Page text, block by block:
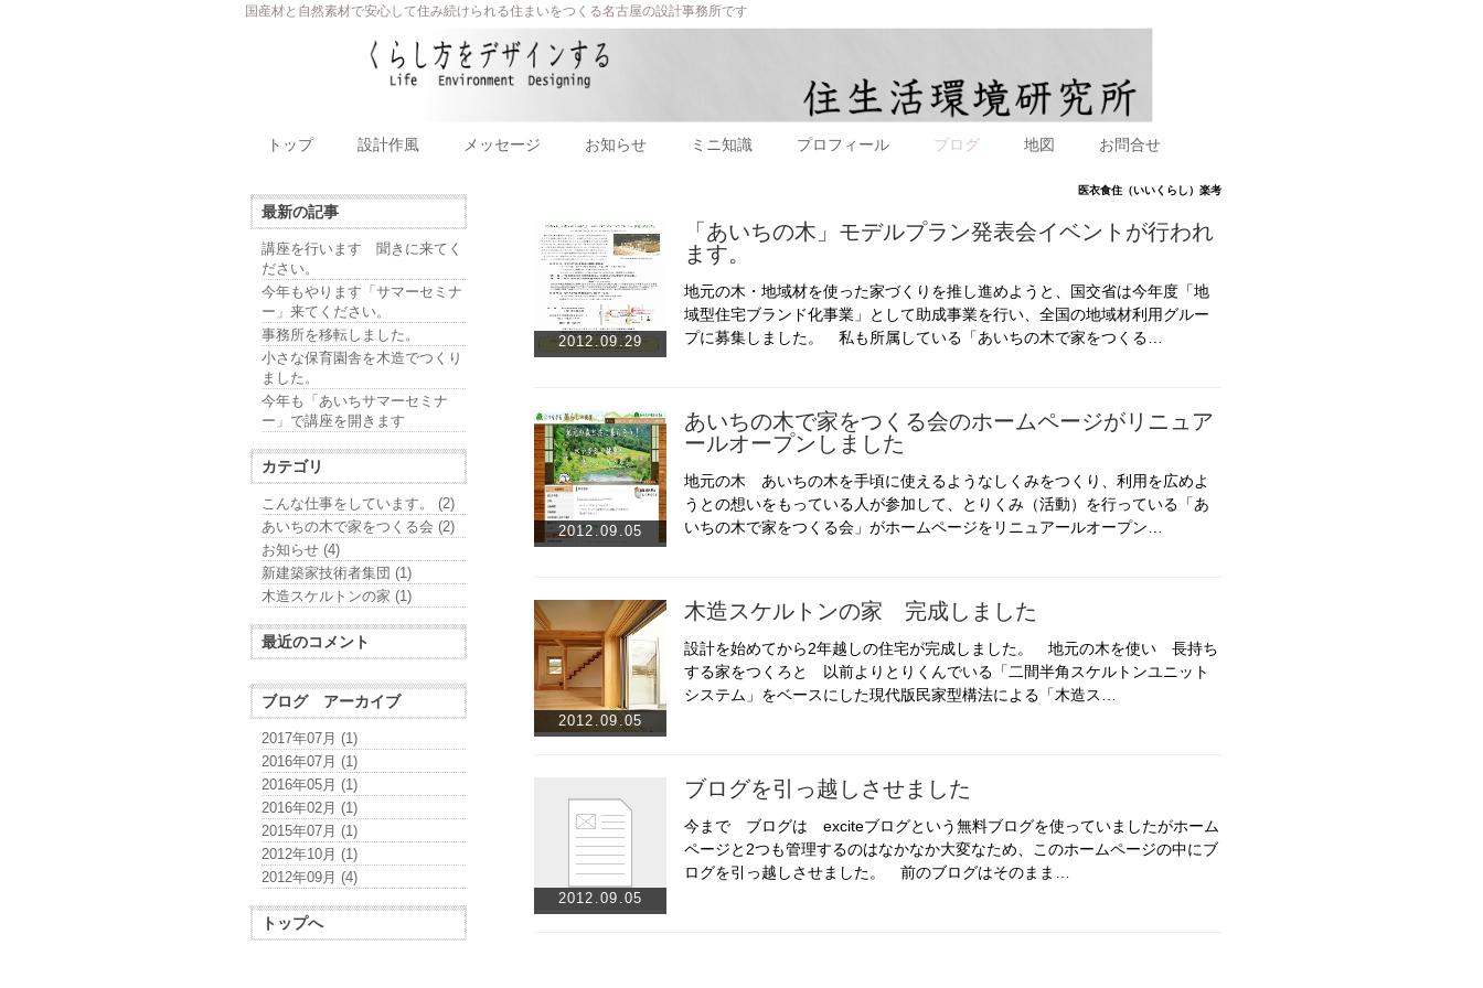
国産材と自然素材で安心して住み続けられる住まいをつくる名古屋の設計事務所です
トップ 設計作風 メッセージ お知らせ ミニ知識 プロフィール ブログ 地図 お問合せ
医衣食住（いいくらし）楽考
2012.09.29
「あいちの木」モデルプラン発表会イベントが行われ
ます。
地元の木・地域材を使った家づくりを推し進めようと、国交省は今年度「地
域型住宅ブランド化事業」として助成事業を行い、全国の地域材利用グルー
プに募集しました。 私も所属している「あいちの木で家をつくる…
2012.09.05
あいちの木で家をつくる会のホームページがリニュア
ールオープンしました
地元の木 あいちの木を手頃に使えるようなしくみをつくり、利用を広めよ
うとの想いをもっている人が参加して、とりくみ（活動）を行っている「あ
いちの木で家をつくる会」がホームページをリニュアールオープン…
2012.09.05
木造スケルトンの家 完成しました
設計を始めてから2年越しの住宅が完成しました。 地元の木を使い 長持ち
する家をつくろと 以前よりとりくんでいる「二間半角スケルトンユニット
システム」をベースにした現代版民家型構法による「木造ス…
2012.09.05
ブログを引っ越しさせました
今まで ブログは exciteブログという無料ブログを使っていましたがホーム
ページと2つも管理するのはなかなか大変なため、このホームページの中にブ
ログを引っ越しさせました。 前のブログはそのまま…
最新の記事
講座を行います 聞きに来てく
ださい。
今年もやります「サマーセミナ
ー」来てください。
事務所を移転しました。
小さな保育園舎を木造でつくり
ました。
今年も「あいちサマーセミナ
ー」で講座を開きます
カテゴリ
こんな仕事をしています。 (2)
あいちの木で家をつくる会 (2)
お知らせ (4)
新建築家技術者集団 (1)
木造スケルトンの家 (1)
最近のコメント
ブログ アーカイブ
2017年07月 (1)
2016年07月 (1)
2016年05月 (1)
2016年02月 (1)
2015年07月 (1)
2012年10月 (1)
2012年09月 (4)
トップへ